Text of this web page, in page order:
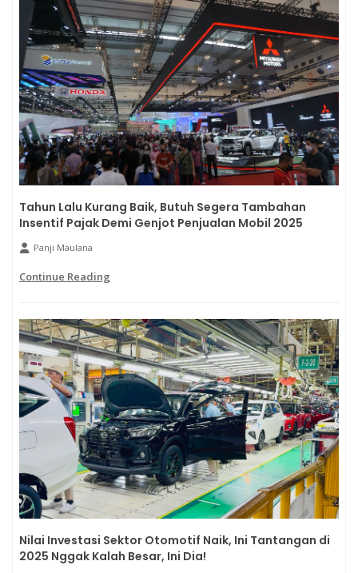
Tahun Lalu Kurang Baik, Butuh Segera Tambahan
Insentif Pajak Demi Genjot Penjualan Mobil 2025
Panji Maulana
Continue Reading
Nilai Investasi Sektor Otomotif Naik, Ini Tantangan di
2025 Nggak Kalah Besar, Ini Dia!